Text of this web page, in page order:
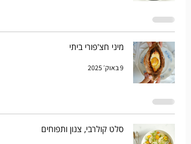
מיני חצ'פורי ביתי
9 באוק׳ 2025
סלט קולרבי, צנון ותפוחים